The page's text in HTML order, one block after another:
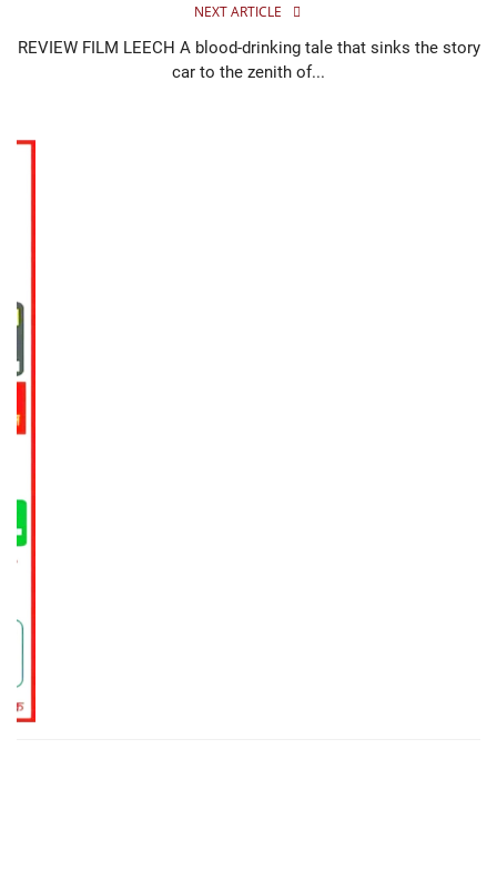
About us
NEXT ARTICLE
REVIEW FILM LEECH A blood-drinking tale that sinks the story
car to the zenith of...